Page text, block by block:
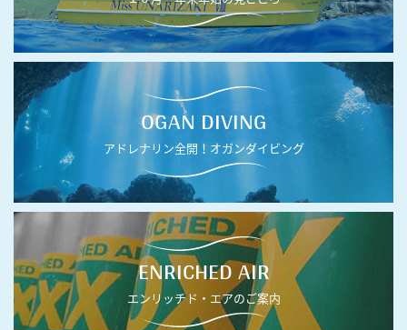
OGAN DIVING
アドレナリン全開！オガンダイビング
ENRICHED AIR
エンリッチド・エアのご案内